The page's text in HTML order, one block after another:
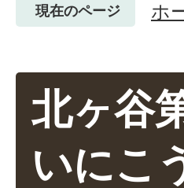
現在のページ ホ
北ヶ谷
いにこ